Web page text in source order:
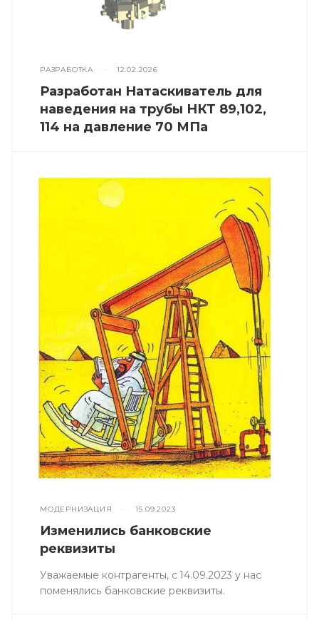
РАЗРАБОТКА 12.02.2026
Разработан Натаскиватель для
наведения на трубы НКТ 89,102,
114 на давление 70 МПа
МОДЕРНИЗАЦИЯ 15.09.2023
Изменились банковские
реквизиты
Уважаемые контрагенты, с 14.09.2023 у нас
поменялись банковские реквизиты.